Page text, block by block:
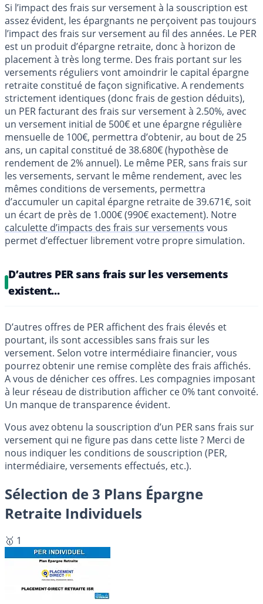
Si l’impact des frais sur versement à la souscription est
assez évident, les épargnants ne perçoivent pas toujours
l’impact des frais sur versement au fil des années. Le PER
est un produit d’épargne retraite, donc à horizon de
placement à très long terme. Des frais portant sur les
versements réguliers vont amoindrir le capital épargne
retraite constitué de façon significative. A rendements
strictement identiques (donc frais de gestion déduits),
un PER facturant des frais sur versement à 2.50%, avec
un versement initial de 500€ et une épargne régulière
mensuelle de 100€, permettra d’obtenir, au bout de 25
ans, un capital constitué de 38.680€ (hypothèse de
rendement de 2% annuel). Le même PER, sans frais sur
les versements, servant le même rendement, avec les
mêmes conditions de versements, permettra
d’accumuler un capital épargne retraite de 39.671€, soit
un écart de près de 1.000€ (990€ exactement). Notre
calculette d’impacts des frais sur versements vous
permet d’effectuer librement votre propre simulation.
D’autres PER sans frais sur les versements
existent...
D’autres offres de PER affichent des frais élevés et
pourtant, ils sont accessibles sans frais sur les
versement. Selon votre intermédiaire financier, vous
pourrez obtenir une remise complète des frais affichés.
A vous de dénicher ces offres. Les compagnies imposant
à leur réseau de distribution afficher ce 0% tant convoité.
Un manque de transparence évident.
Vous avez obtenu la souscription d’un PER sans frais sur
versement qui ne figure pas dans cette liste ? Merci de
nous indiquer les conditions de souscription (PER,
intermédiaire, versements effectués, etc.).
Sélection de 3 Plans Épargne
Retraite Individuels
🥇 1